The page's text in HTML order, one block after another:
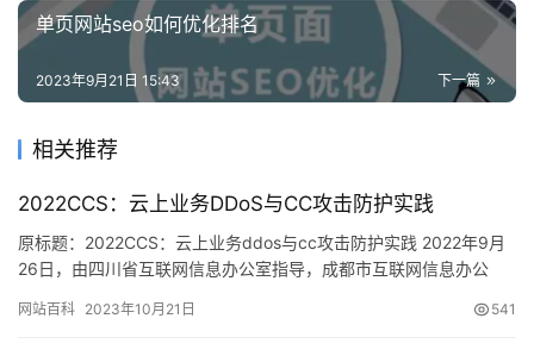
单页网站seo如何优化排名
下一篇
2023年9月21日 15:43
相关推荐
2022CCS：云上业务DDoS与CC攻击防护实践
原标题：2022CCS：云上业务ddos与cc攻击防护实践 2022年9月
26日，由四川省互联网信息办公室指导，成都市互联网信息办公
网站百科 2023年10月21日 541